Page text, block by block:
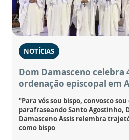
NOTÍCIAS
Dom Damasceno celebra
ordenação episcopal em
"Para vós sou bispo, convosco
parafraseando Santo Agostinho,
Damasceno Assis relembra
como bispo